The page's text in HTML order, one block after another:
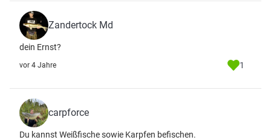
Zandertock Md
dein Ernst?
vor 4 Jahre 1
carpforce
Du kannst Weißfische sowie Karpfen befischen.